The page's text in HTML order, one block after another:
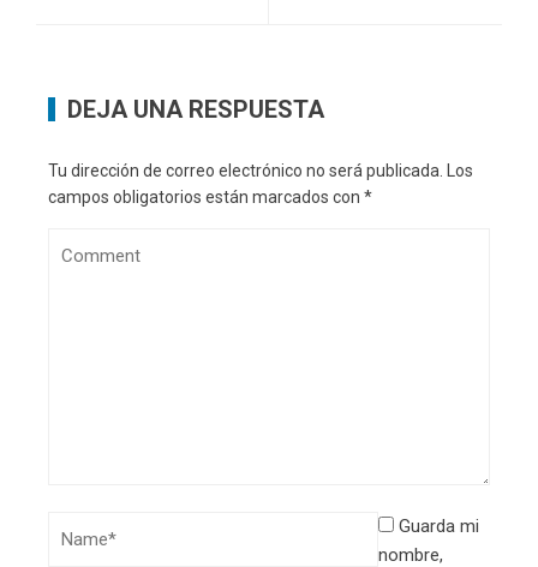
DEJA UNA RESPUESTA
Tu dirección de correo electrónico no será publicada. Los
campos obligatorios están marcados con *
Guarda mi
nombre,